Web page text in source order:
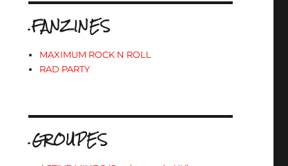
.FANZINES
MAXIMUM ROCK N ROLL
RAD PARTY
.GROUPES